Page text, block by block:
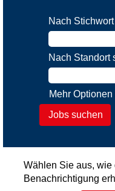
Nach
Nach Standort
Mehr
Wählen Sie aus, wie
Benachrichtigung